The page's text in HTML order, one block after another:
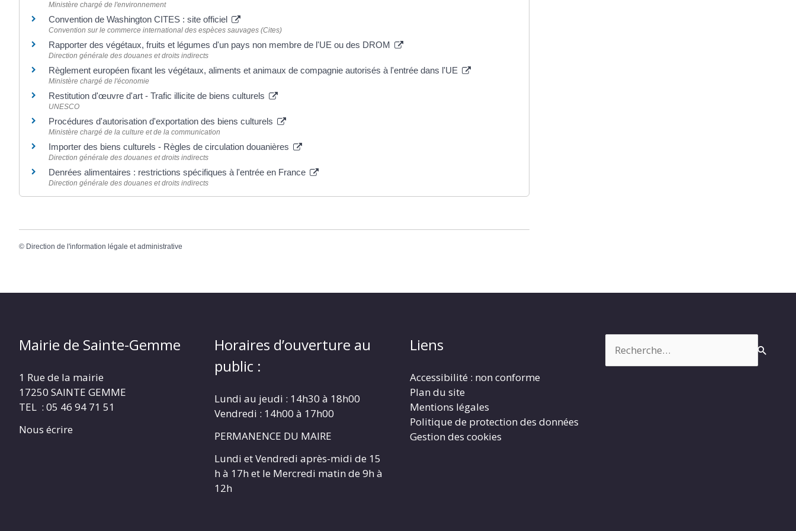
Ministère chargé de l'environnement
Convention de Washington CITES : site officiel
Convention sur le commerce international des espèces sauvages (Cites)
Rapporter des végétaux, fruits et légumes d'un pays non membre de l'UE ou des DROM
Direction générale des douanes et droits indirects
Règlement européen fixant les végétaux, aliments et animaux de compagnie autorisés à l'entrée dans l'UE
Ministère chargé de l'économie
Restitution d'œuvre d'art - Trafic illicite de biens culturels
UNESCO
Procédures d'autorisation d'exportation des biens culturels
Ministère chargé de la culture et de la communication
Importer des biens culturels - Règles de circulation douanières
Direction générale des douanes et droits indirects
Denrées alimentaires : restrictions spécifiques à l'entrée en France
Direction générale des douanes et droits indirects
© Direction de l'information légale et administrative
Mairie de Sainte-Gemme
1 Rue de la mairie
17250 SAINTE GEMME
TEL : 05 46 94 71 51
Nous écrire
Horaires d’ouverture au
public :
Lundi au jeudi : 14h30 à 18h00
Vendredi : 14h00 à 17h00
PERMANENCE DU MAIRE
Lundi et Vendredi après-midi de 15
h à 17h et le Mercredi matin de 9h à
12h
Liens
Accessibilité : non conforme
Plan du site
Mentions légales
Politique de protection des données
Gestion des cookies